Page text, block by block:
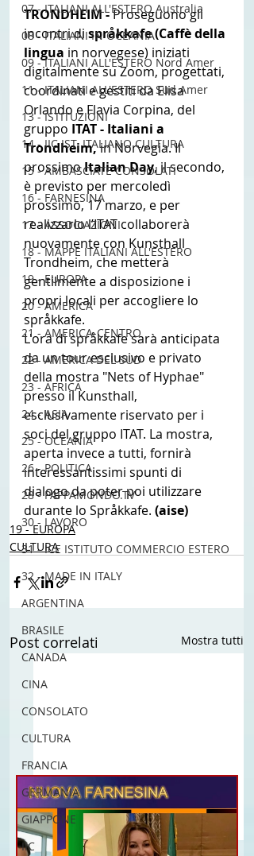
07 - ITALIANI ALL'ESTERO Australia
08 - ITALIANI IN OCEANIA
09 - ITALIANI ALL'ESTERO Nord Amer
11 - ITALIANI ALL'ESTERO Sud Amer
13 - ISTITUZIONI
14 - IIC IST. ITALIANO CULTURA
15 - AMBASCIATE CONSOLATI
16 - FARNESINA
17 - ASSOCIAZIONI
18 - MAPPE ITALIANI ALL'ESTERO
19 - EUROPA
20 - AMERICA
21 - AMERICA-CENTRO
22 - AMERICA DEL SUD
23 - AFRICA
24 - ASIA
25 - OCEANIA
26 - POLITICA
28 - PAPPAMONDO.TV
30 - LAVORO
31 - ICE ISTITUTO COMMERCIO ESTERO
32 - MADE IN ITALY
ARGENTINA
BRASILE
CANADA
CINA
CONSOLATO
CULTURA
FRANCIA
GERMANIA
GIAPPONE
IIC
TRONDHEIM - Proseguono gli
incontri di språkkafe (Caffè della
lingua in norvegese) iniziati
digitalmente su Zoom, progettati,
coordinati e gestiti da Elisa
Orlando e Flavia Corpina, del
gruppo ITAT - Italiani a
Trondheim, in Norvegia. Il
prossimo Italian Day, il secondo,
è previsto per mercoledì
prossimo, 17 marzo, e per
realizzarlo l’ITAT collaborerà
nuovamente con Kunsthall
Trondheim, che metterà
gentilmente a disposizione i
propri locali per accogliere lo
språkkafe.
L'ora di språkkafe sarà anticipata
da un tour esclusivo e privato
della mostra "Nets of Hyphae"
presso il Kunsthall,
esclusivamente riservato per i
soci del gruppo ITAT. La mostra,
aperta invece a tutti, fornirà
interessantissimi spunti di
dialogo da poter poi utilizzare
durante lo Språkkafe. (aise)
19 - EUROPA
CULTURA
Post correlati Mostra tutti